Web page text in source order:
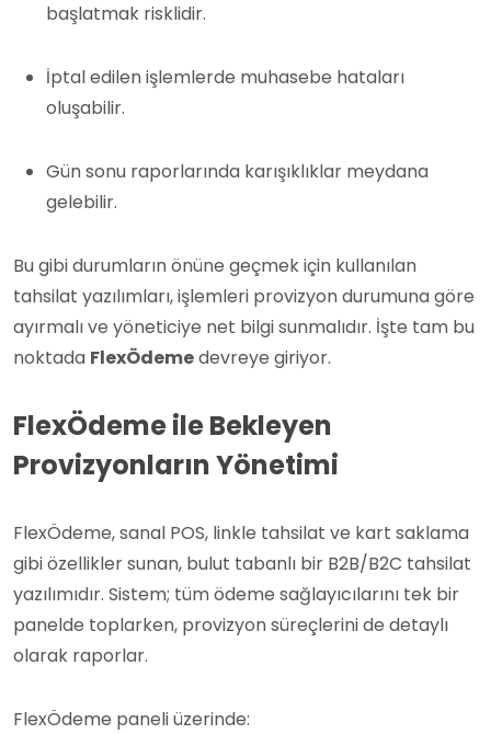
başlatmak risklidir.
İptal edilen işlemlerde muhasebe hataları
oluşabilir.
Gün sonu raporlarında karışıklıklar meydana
gelebilir.
Bu gibi durumların önüne geçmek için kullanılan
tahsilat yazılımları, işlemleri provizyon durumuna göre
ayırmalı ve yöneticiye net bilgi sunmalıdır. İşte tam bu
noktada FlexÖdemedevreye giriyor.
FlexÖdeme ile Bekleyen
Provizyonların Yönetimi
FlexÖdeme, sanal POS, linkle tahsilat ve kart saklama
gibi özellikler sunan, bulut tabanlı bir B2B/B2C tahsilat
yazılımıdır. Sistem; tüm ödeme sağlayıcılarını tek bir
panelde toplarken, provizyon süreçlerini de detaylı
olarak raporlar.
FlexÖdeme paneli üzerinde: